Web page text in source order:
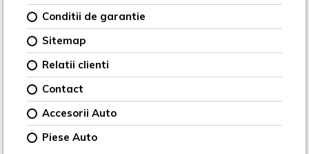
Conditii de garantie
Sitemap
Relatii clienti
Contact
Accesorii Auto
Piese Auto